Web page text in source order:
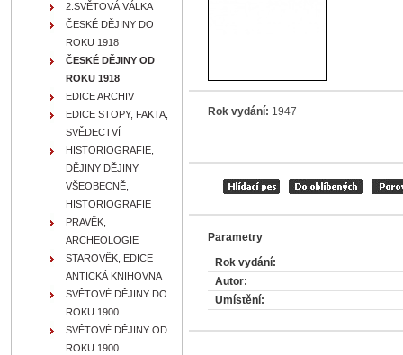
Rok vydání: 1947
Parametry
Rok vydání:
Autor:
Umístění:
2.SVĚTOVÁ VÁLKA
ČESKÉ DĚJINY DO
ROKU 1918
ČESKÉ DĚJINY OD
ROKU 1918
EDICE ARCHIV
EDICE STOPY, FAKTA,
SVĚDECTVÍ
HISTORIOGRAFIE,
DĚJINY DĚJINY
VŠEOBECNĚ,
HISTORIOGRAFIE
PRAVĚK,
ARCHEOLOGIE
STAROVĚK, EDICE
ANTICKÁ KNIHOVNA
SVĚTOVÉ DĚJINY DO
ROKU 1900
SVĚTOVÉ DĚJINY OD
ROKU 1900